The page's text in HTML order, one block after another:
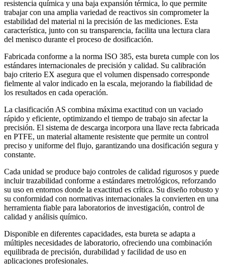
resistencia química y una baja expansión térmica, lo que permite
trabajar con una amplia variedad de reactivos sin comprometer la
estabilidad del material ni la precisión de las mediciones. Esta
característica, junto con su transparencia, facilita una lectura clara
del menisco durante el proceso de dosificación.
Fabricada conforme a la norma ISO 385, esta bureta cumple con los
estándares internacionales de precisión y calidad. Su calibración
bajo criterio EX asegura que el volumen dispensado corresponde
fielmente al valor indicado en la escala, mejorando la fiabilidad de
los resultados en cada operación.
La clasificación AS combina máxima exactitud con un vaciado
rápido y eficiente, optimizando el tiempo de trabajo sin afectar la
precisión. El sistema de descarga incorpora una llave recta fabricada
en PTFE, un material altamente resistente que permite un control
preciso y uniforme del flujo, garantizando una dosificación segura y
constante.
Cada unidad se produce bajo controles de calidad rigurosos y puede
incluir trazabilidad conforme a estándares metrológicos, reforzando
su uso en entornos donde la exactitud es crítica. Su diseño robusto y
su conformidad con normativas internacionales la convierten en una
herramienta fiable para laboratorios de investigación, control de
calidad y análisis químico.
Disponible en diferentes capacidades, esta bureta se adapta a
múltiples necesidades de laboratorio, ofreciendo una combinación
equilibrada de precisión, durabilidad y facilidad de uso en
aplicaciones profesionales.